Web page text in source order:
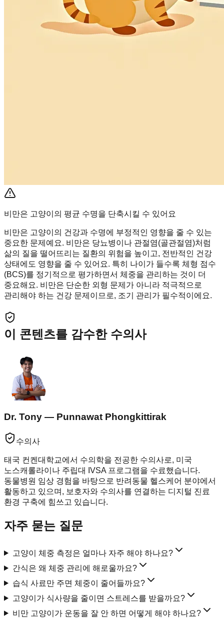
비만은 고양이의 평균 수명을 단축시킬 수 있어요
비만은 고양이의 건강과 수명에 부정적인 영향을 줄 수 있는
중요한 문제예요. 비만은 당뇨병이나 관절염(골관절염)처럼
삶의 질을 떨어뜨리는 질환의 위험을 높이고, 전반적인 건강
상태에도 영향을 줄 수 있어요. 특히 나이가 들수록 체형 점수
(BCS)를 정기적으로 평가하면서 체중을 관리하는 것이 더
중요해요. 비만은 단순한 외형 문제가 아니라 적극적으로
관리해야 하는 건강 문제이므로, 조기 관리가 필수적이에요.
이 콘텐츠를 감수한 수의사
Dr. Tony — Punnawat Phongkittirak
수의사
태국 컨켄대학교에서 수의학을 전공한 수의사로, 미국
노스캐롤라이나 주립대 IVSA 프로그램을 수료했습니다.
동물병원 임상 경험을 바탕으로 반려동물 헬스케어 분야에서
활동하고 있으며, 보호자와 수의사를 연결하는 디지털 진료
환경 구축에 힘쓰고 있습니다.
자주 묻는 질문
고양이 체중 측정은 얼마나 자주 해야 하나요?
간식은 왜 체중 관리에 해로울까요?
습식 사료만 주면 체중이 줄어들까요?
고양이가 식사량을 줄이면 스트레스를 받을까요?
비만 고양이가 운동을 잘 안 하면 어떻게 해야 하나요?